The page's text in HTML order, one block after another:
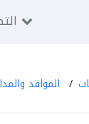
المواقد